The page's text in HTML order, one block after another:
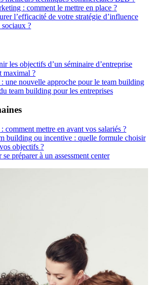
: comment le mettre en place ?
l’efficacité de votre stratégie d’influence
sociaux ?
les objectifs d’un séminaire d’entreprise
maximal ?
: une nouvelle approche pour le team building
team building pour les entreprises
comment mettre en avant vos salariés ?
building ou incentive : quelle formule choisir
objectifs ?
préparer à un assessment center